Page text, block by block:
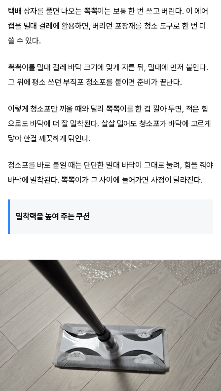
택배 상자를 풀면 나오는 뽁뽁이는 보통 한 번 쓰고 버린다. 이 에어
캡을 밀대 걸레에 활용하면, 버리던 포장재를 청소 도구로 한 번 더
쓸 수 있다.
뽁뽁이를 밀대 걸레 바닥 크기에 맞게 자른 뒤, 밀대에 먼저 붙인다.
그 위에 평소 쓰던 부직포 청소포를 붙이면 준비가 끝난다.
이렇게 청소포만 끼울 때와 달리 뽁뽁이를 한 겹 깔아 두면, 적은 힘
으로도 바닥에 더 잘 밀착된다. 살살 밀어도 청소포가 바닥에 고르게
닿아 한결 깨끗하게 닦인다.
청소포를 바로 붙일 때는 단단한 밀대 바닥이 그대로 눌려, 힘을 줘야
바닥에 밀착된다. 뽁뽁이가 그 사이에 들어가면 사정이 달라진다.
밀착력을 높여 주는 쿠션